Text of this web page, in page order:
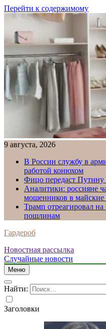
Перейти к содержимому
9 августа, 2026
В России службу в
работой конюхом
Фицо передаст Путину
Аналитики: россияне
мошенников в майские
Трамп отреагировал
пошлинам
Гардероб
Новостная рассылка
Случайные новости
Меню
Найти:
Заголовки